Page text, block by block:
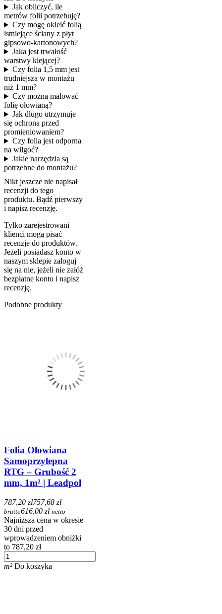
Jak obliczyć, ile
metrów folii potrzebuję?
Czy mogę okleić folią
istniejące ściany z płyt
gipsowo-kartonowych?
Jaka jest trwałość
warstwy klejącej?
Czy folia 1,5 mm jest
trudniejsza w montażu
niż 1 mm?
Czy można malować
folię ołowianą?
Jak długo utrzymuje
się ochrona przed
promieniowaniem?
Czy folia jest odporna
na wilgoć?
Jakie narzędzia są
potrzebne do montażu?
Nikt jeszcze nie napisał
recenzji do tego
produktu. Bądź pierwszy
i napisz recenzję.
Tylko zarejestrowani
klienci mogą pisać
recenzje do produktów.
Jeżeli posiadasz konto w
naszym sklepie zaloguj
się na nie, jeżeli nie załóż
bezpłatne konto i napisz
recenzję.
Podobne produkty
Folia Ołowiana
Samoprzylepna
RTG – Grubość 2
mm, 1m² | Leadpol
787,20 zł757,68 zł
brutto616,00 zł netto
Najniższa cena w okresie
30 dni przed
wprowadzeniem obniżki
to 787,20 zł
m² Do koszyka